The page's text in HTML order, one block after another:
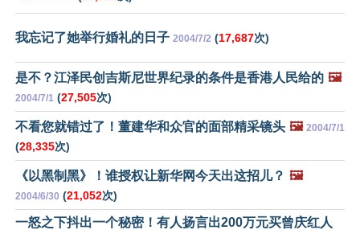
我忘记了她举行婚礼的日子 2004/7/2 (17,687次)
是不？江泽民创吉斯尼世界纪录的条件是香港人民给的 🖼️
2004/7/1 (27,505次)
不看您就错过了！董建华和众官的面部精采镜头 🖼️ 2004/7/1
(28,335次)
《以黑制黑》！谁授权让新华网今天出这招儿？ 🖼️
2004/6/30 (21,052次)
一怒之下抖出一个秘密！有人扬言出200万元买曾庆红人